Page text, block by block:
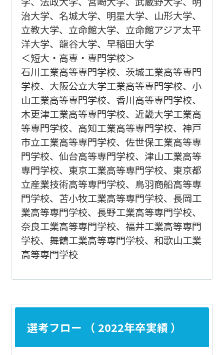
治大学、名城大学、明星大学、山形大学、
立教大学、立命館大学、立命館アジア太平
洋大学、龍谷大学、早稲田大学
＜短大・高専・専門学校＞
石川工業高等専門学校、茨城工業高等専門
学校、大阪公立大学工業高等専門学校、小
山工業高等専門学校、香川高等専門学校、
木更津工業高等専門学校、近畿大学工業高
等専門学校、高知工業高等専門学校、神戸
市立工業高等専門学校、佐世保工業高等専
門学校、仙台高等専門学校、津山工業高等
専門学校、東京工業高等専門学校、東京都
立産業技術高等専門学校、鳥羽商船高等専
門学校、苫小牧工業高等専門学校、長岡工
業高等専門学校、長野工業高等専門学校、
奈良工業高等専門学校、福井工業高等専門
学校、舞鶴工業高等専門学校、和歌山工業
高等専門学校
選考フロー （ 2022年卒実績 ）